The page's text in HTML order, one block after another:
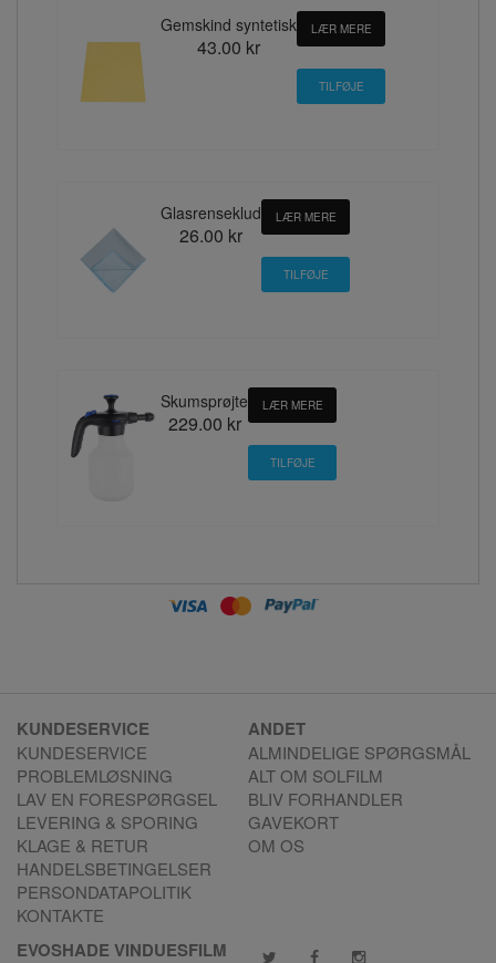
Gemskind syntetisk
43.00 kr
LÆR MERE
Glasrenseklud
26.00 kr
LÆR MERE
Skumsprøjte
229.00 kr
LÆR MERE
KUNDESERVICE
KUNDESERVICE
PROBLEMLØSNING
LAV EN FORESPØRGSEL
LEVERING & SPORING
KLAGE & RETUR
HANDELSBETINGELSER
PERSONDATAPOLITIK
KONTAKTE
ANDET
ALMINDELIGE SPØRGSMÅL
ALT OM SOLFILM
BLIV FORHANDLER
GAVEKORT
OM OS
EVOSHADE VINDUESFILM